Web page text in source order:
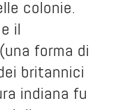
colonie.
il
forma di
britannici
indiana fu